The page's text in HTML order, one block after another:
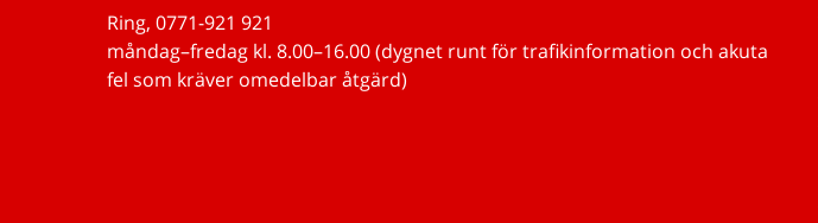
Ring, 0771-921 921
måndag–fredag kl. 8.00–16.00 (dygnet runt för trafikinformation och akuta
fel som kräver omedelbar åtgärd)